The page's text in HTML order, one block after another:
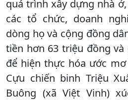
quá trình xây dựng nhà
các tổ chức, doanh
dòng họ và cộng đồng
tiền hơn 63 triệu đồng và
để hiện thực hóa ước mơ
Cựu chiến binh Triệu
Buông (xã Việt Vinh)